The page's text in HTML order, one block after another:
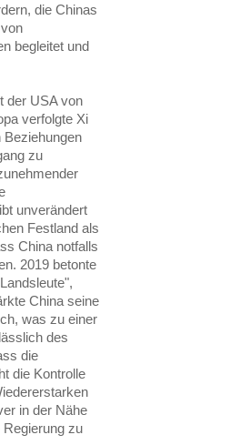
die Chinas
begleitet und
der USA von
verfolgte Xi
Beziehungen
zu
unverändert
Festland als
China notfalls
2019 betonte
China seine
was zu einer
des
die
die Kontrolle
in der Nähe
zu